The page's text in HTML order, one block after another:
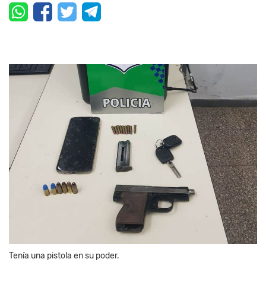
Tenía una pistola en su poder.